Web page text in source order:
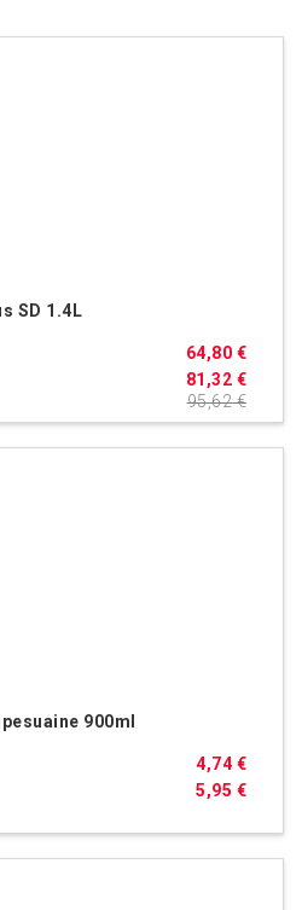
SD 1.4L
81,32 €
64,80 €
95,62 €
900ml
5,95 €
4,74 €